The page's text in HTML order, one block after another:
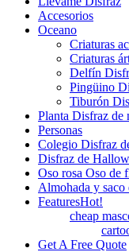
Accesorios
Oceano
Criaturas
Criaturas
Delfín
Pingüino
Tiburón
Planta Disfraz de
Personas
Colegio Disfraz
Disfraz de
Oso rosa Oso de
Almohada y saco
FeaturesHot!
cheap
Get A Free Quote